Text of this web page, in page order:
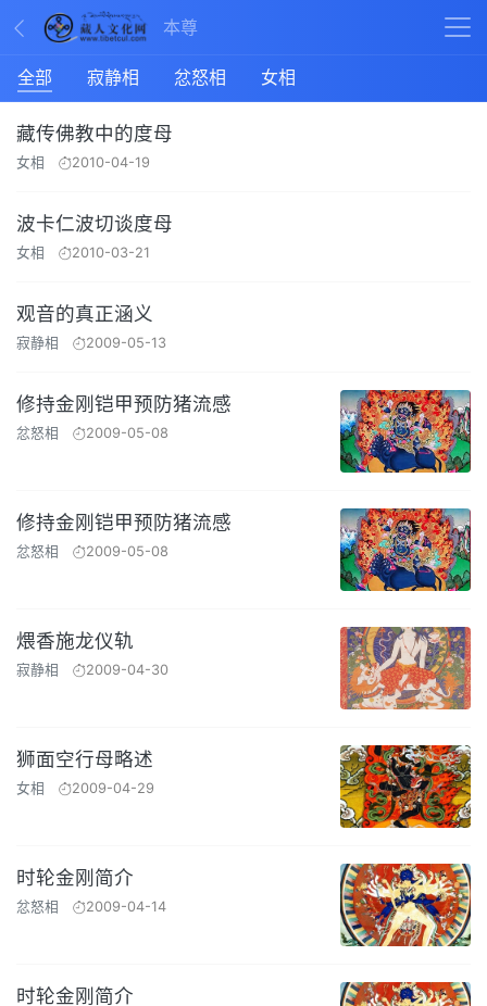
本尊
全部 寂静相 忿怒相 女相
藏传佛教中的度母
女相 2010-04-19
波卡仁波切谈度母
女相 2010-03-21
观音的真正涵义
寂静相 2009-05-13
修持金刚铠甲预防猪流感
忿怒相 2009-05-08
修持金刚铠甲预防猪流感
忿怒相 2009-05-08
煨香施龙仪轨
寂静相 2009-04-30
狮面空行母略述
女相 2009-04-29
时轮金刚简介
忿怒相 2009-04-14
时轮金刚简介